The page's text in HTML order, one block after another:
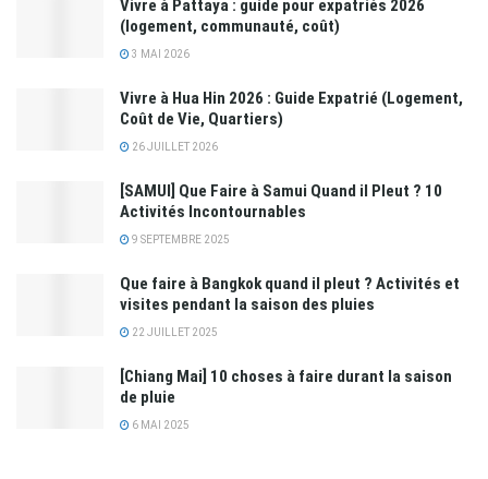
Vivre à Pattaya : guide pour expatriés 2026
(logement, communauté, coût)
3 MAI 2026
Vivre à Hua Hin 2026 : Guide Expatrié (Logement,
Coût de Vie, Quartiers)
26 JUILLET 2026
[SAMUI] Que Faire à Samui Quand il Pleut ? 10
Activités Incontournables
9 SEPTEMBRE 2025
Que faire à Bangkok quand il pleut ? Activités et
visites pendant la saison des pluies
22 JUILLET 2025
[Chiang Mai] 10 choses à faire durant la saison
de pluie
6 MAI 2025